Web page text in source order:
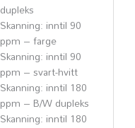
dupleks
Skanning: inntil 90
ppm – farge
Skanning: inntil 90
ppm – svart-hvitt
Skanning: inntil 180
ppm – B/W dupleks
Skanning: inntil 180